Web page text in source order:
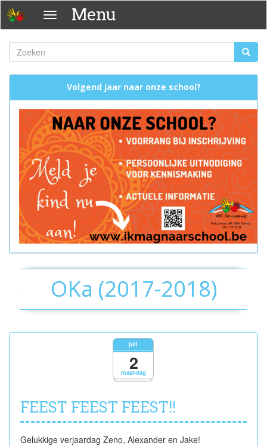
Overslaan
en
naar
de
inhoud
gaan
Menu Menu
Zoekveld
Zoeken
Volgend jaar naar onze school?
OKa (2017-2018)
maandag
juli
2
FEEST FEEST FEEST!!
Gelukkige verjaardag Zeno, Alexander en Jake!